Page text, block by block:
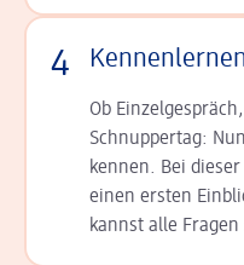
4
Ob
Schnup­per­tag:
kennen. Bei
einen ersten
kannst alle